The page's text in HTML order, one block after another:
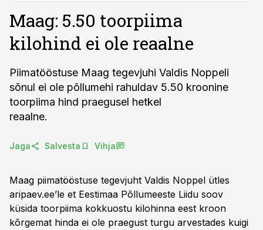
Maag: 5.50 toorpiima
kilohind ei ole reaalne
Piimatööstuse Maag tegevjuhi Valdis Noppeli
sõnul ei ole põllumehi rahuldav 5.50 kroonine
toorpiima hind praegusel hetkel
reaalne.
Jaga Salvesta Vihja
Maag piimatööstuse tegevjuht Valdis Noppel ütles
aripaev.ee’le et Eestimaa Põllumeeste Liidu soov
küsida toorpiima kokkuostu kilohinna eest kroon
kõrgemat hinda ei ole praegust turgu arvestades kuigi